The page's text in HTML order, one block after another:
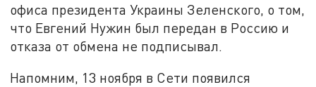
офиса президента Украины Зеленского, о том,
что Евгений Нужин был передан в Россию и
отказа от обмена не подписывал.
Напомним, 13 ноября в Сети появился